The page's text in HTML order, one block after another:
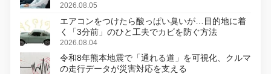
2026.08.05
エアコンをつけたら酸っぱい臭いが…目的地に着
く「3分前」のひと工夫でカビを防ぐ方法
2026.08.04
令和8年熊本地震で「通れる道」を可視化、クルマ
の走行データが災害対応を支える